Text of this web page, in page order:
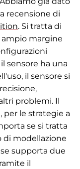
recensione di
. Si tratta di
margine
sensore ha una
il sensore si
problemi. Il
per le strategie a
se si tratta
di modellazione
supporta due
il